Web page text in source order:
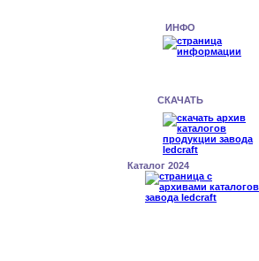
ИНФО
СКАЧАТЬ
Каталог 2024